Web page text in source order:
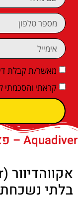
מאשר/ת קבלת
קראתי והסכמתי
‪‪Aquadiver‬‬ – פארק מים קוסטה ברווה
בלתי